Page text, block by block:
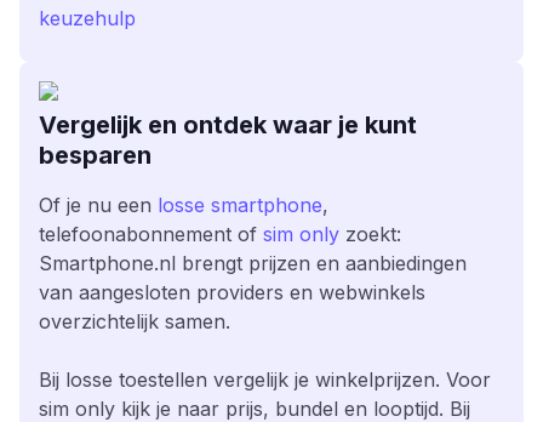
keuzehulp
Vergelijk en ontdek waar je kunt
besparen
Of je nu een losse smartphone,
telefoonabonnement of sim only zoekt:
Smartphone.nl brengt prijzen en aanbiedingen
van aangesloten providers en webwinkels
overzichtelijk samen.
Bij losse toestellen vergelijk je winkelprijzen. Voor
sim only kijk je naar prijs, bundel en looptijd. Bij